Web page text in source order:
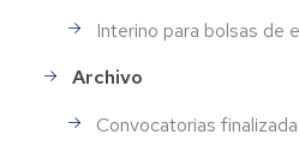
Interino para bolsas de
Archivo
Convocatorias